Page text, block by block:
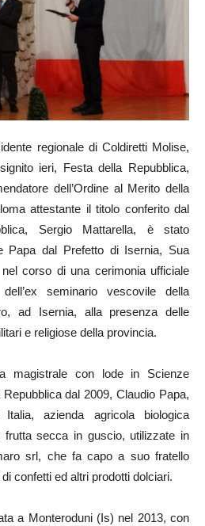
regionale di Coldiretti Molise,
ieri, Festa della Repubblica,
dell’Ordine al Merito della
attestante il titolo conferito dal
Sergio Mattarella, è stato
Papa dal Prefetto di Isernia, Sua
corso di una cerimonia ufficiale
seminario vescovile della
ad Isernia, alla presenza delle
e religiose della provincia.
magistrale con lode in Scienze
dal 2009, Claudio Papa,
azienda agricola biologica
frutta secca in guscio, utilizzate in
srl, che fa capo a suo fratello
confetti ed altri prodotti dolciari.
a Monteroduni (Is) nel 2013, con